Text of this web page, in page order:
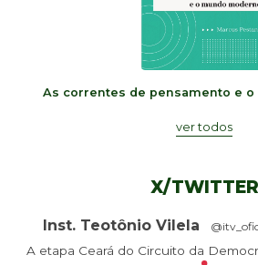
As correntes de pensamento e
ver todos
X/TWITTER
Inst. Teotônio Vilela